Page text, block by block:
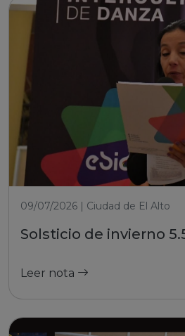
09/07/2026 | Ciudad de El Alto
Solsticio de invierno
Leer nota